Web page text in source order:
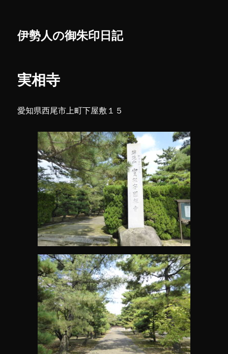
伊勢人の御朱印日記
実相寺
愛知県西尾市上町下屋敷１５